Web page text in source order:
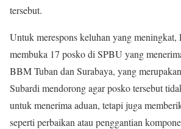
tersebut.
Untuk merespons keluhan yang meningkat,
membuka 17 posko di SPBU yang
BBM Tuban dan Surabaya, yang
Subardi mendorong agar posko tersebut
untuk menerima aduan, tetapi juga
seperti perbaikan atau penggantian